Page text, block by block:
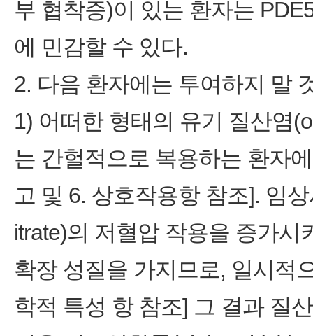
부 협착증)이 있는 환자는
에 민감할 수 있다.
2. 다음 환자에는 투여하지 말
1) 어떠한 형태의 유기 질산염
는 간헐적으로 복용하는 환자
고 및 6. 상호작용항 참조]. 임
itrate)의 저혈압 작용을 증가
확장 성질을 가지므로, 일시적
학적 특성 항 참조] 그 결과 질